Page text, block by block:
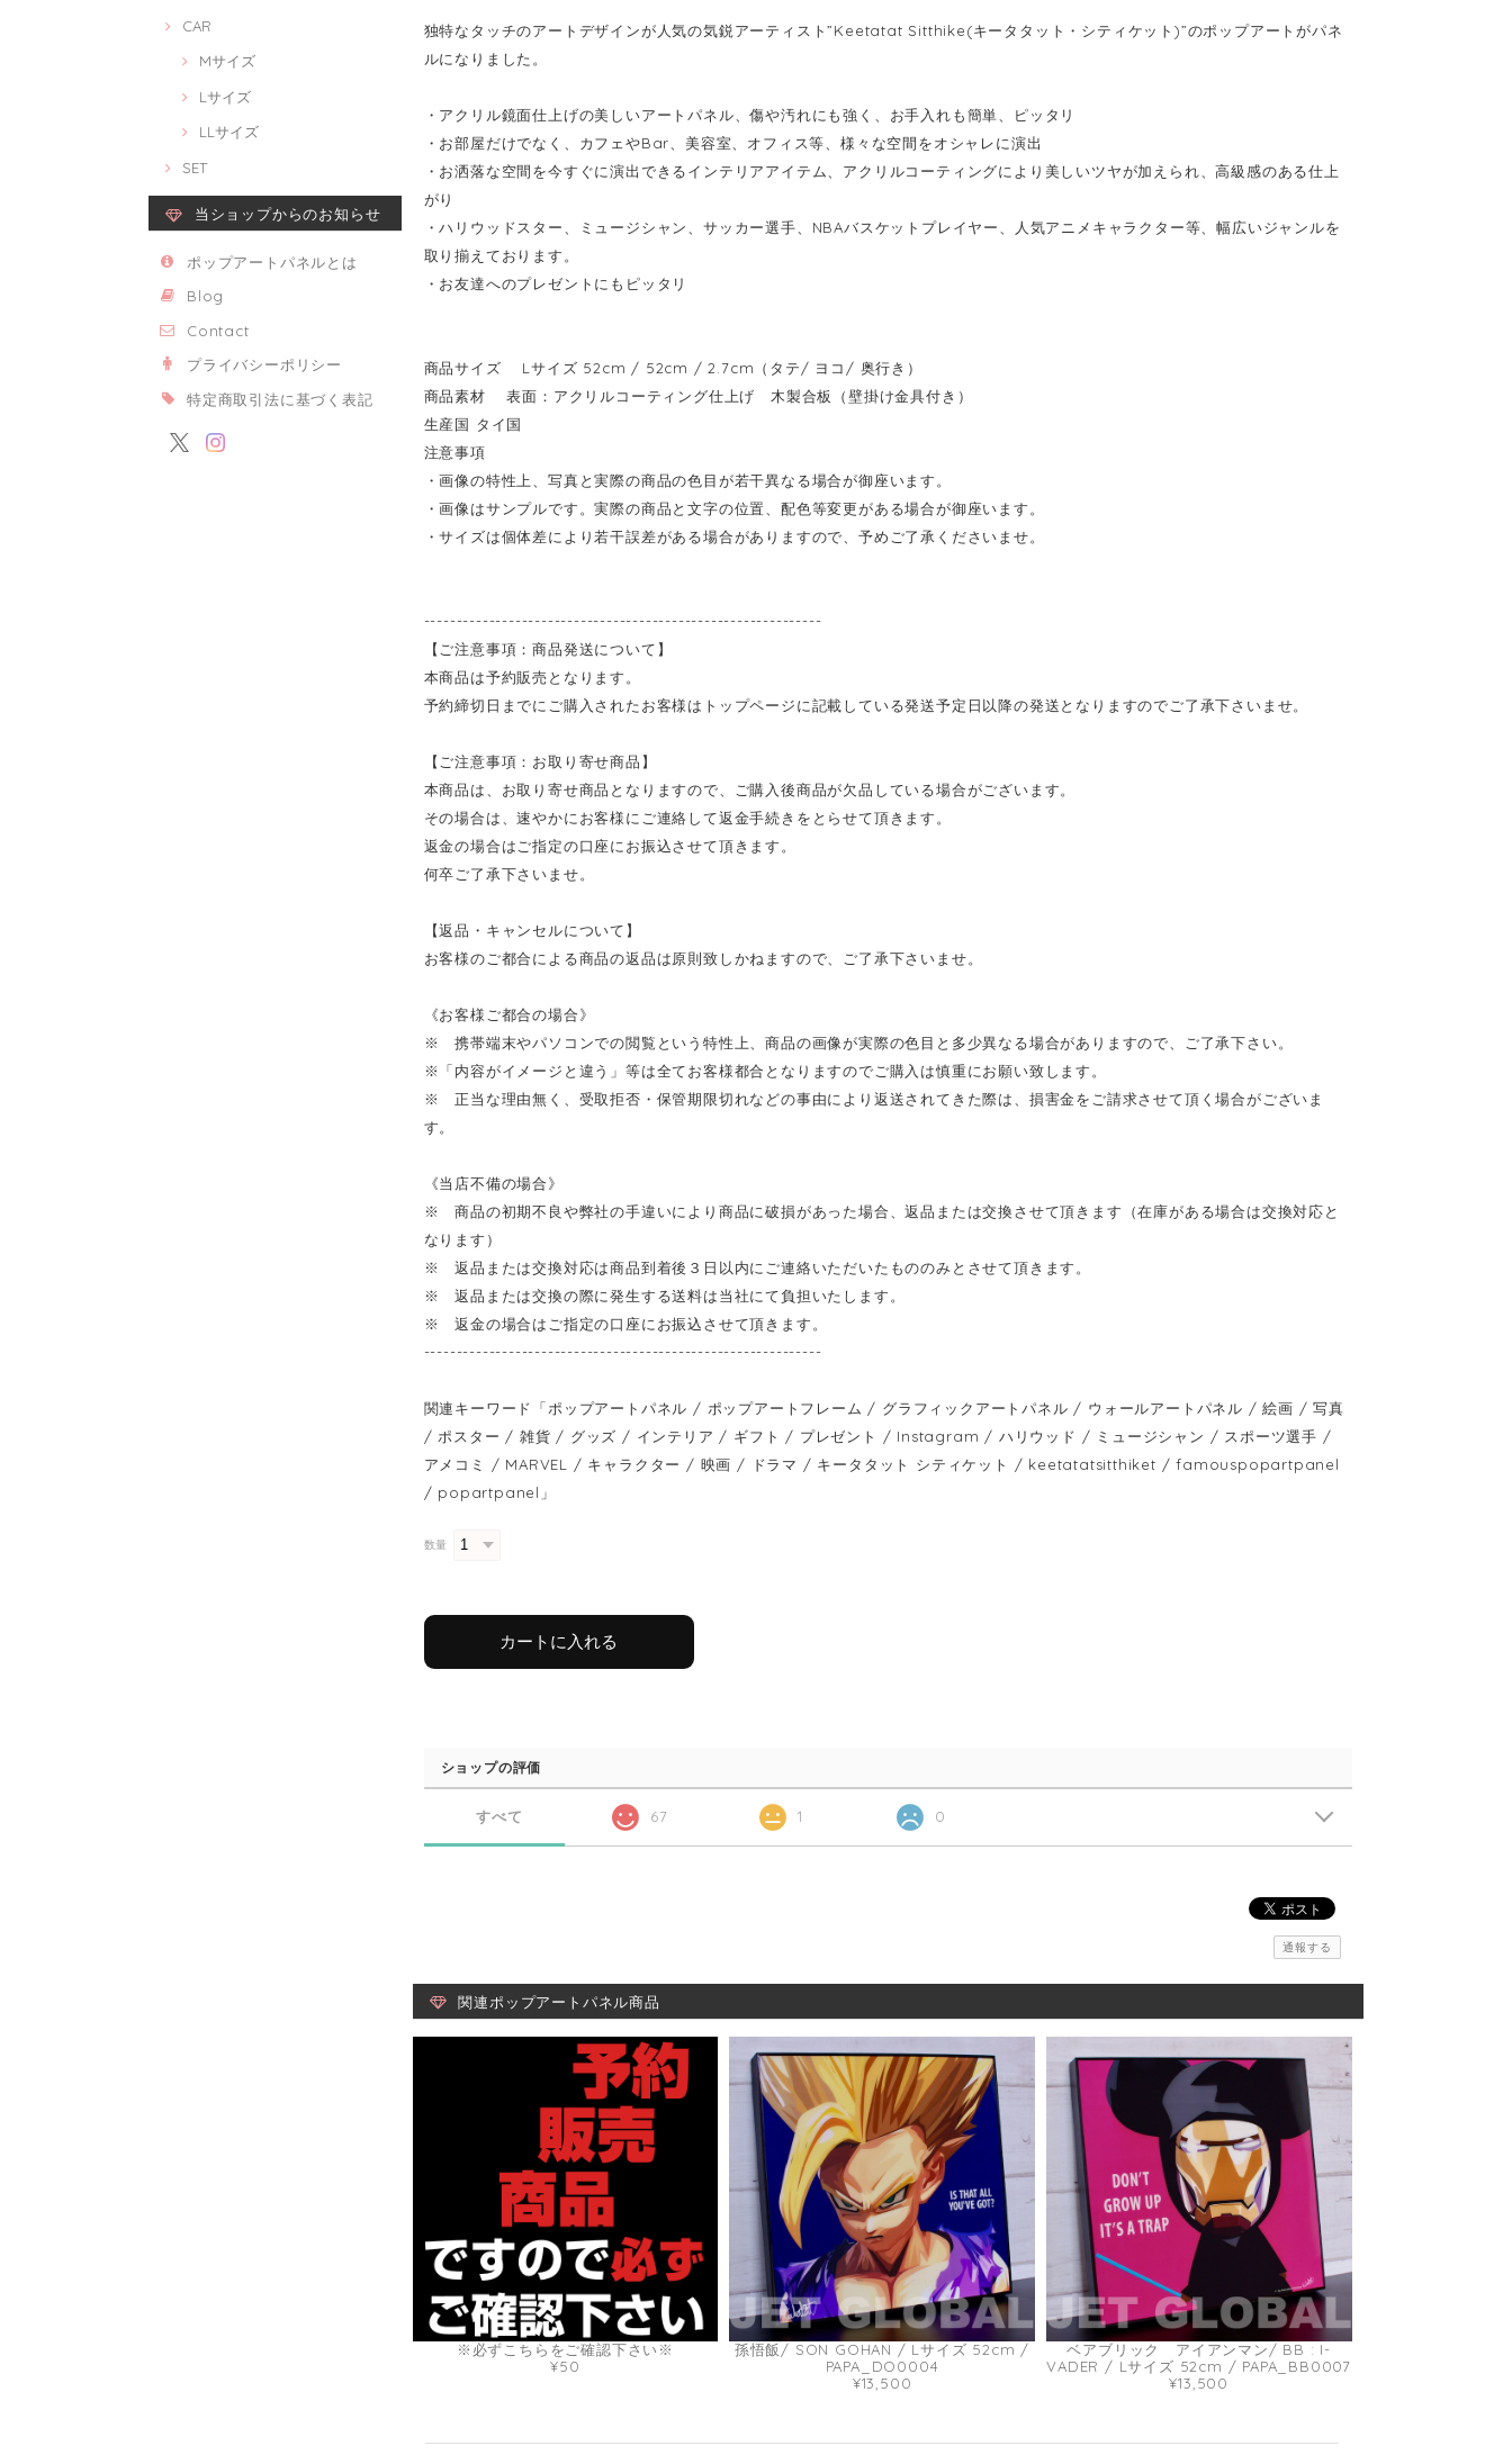
CAR
Mサイズ
Lサイズ
LLサイズ
SET
当ショップからのお知らせ
ポップアートパネルとは
Blog
Contact
プライバシーポリシー
特定商取引法に基づく表記
独特なタッチのアートデザインが人気の気鋭アーティスト”Keetatat Sitthike(キータタット・シティケット)”のポップアートがパネ
ルになりました。
・アクリル鏡面仕上げの美しいアートパネル、傷や汚れにも強く、お手入れも簡単、ピッタリ
・お部屋だけでなく、カフェやBar、美容室、オフィス等、様々な空間をオシャレに演出
・お洒落な空間を今すぐに演出できるインテリアアイテム、アクリルコーティングにより美しいツヤが加えられ、高級感のある仕上
がり
・ハリウッドスター、ミュージシャン、サッカー選手、NBAバスケットプレイヤー、人気アニメキャラクター等、幅広いジャンルを
取り揃えております。
・お友達へのプレゼントにもピッタリ
商品サイズ Lサイズ 52cm / 52cm / 2.7cm（タテ/ ヨコ/ 奥行き）
商品素材 表面：アクリルコーティング仕上げ 木製合板（壁掛け金具付き）
生産国 タイ国
注意事項
・画像の特性上、写真と実際の商品の色目が若干異なる場合が御座います。
・画像はサンプルです。実際の商品と文字の位置、配色等変更がある場合が御座います。
・サイズは個体差により若干誤差がある場合がありますので、予めご了承くださいませ。
-------------------------------------------------------------
【ご注意事項：商品発送について】
本商品は予約販売となります。
予約締切日までにご購入されたお客様はトップページに記載している発送予定日以降の発送となりますのでご了承下さいませ。
【ご注意事項：お取り寄せ商品】
本商品は、お取り寄せ商品となりますので、ご購入後商品が欠品している場合がございます。
その場合は、速やかにお客様にご連絡して返金手続きをとらせて頂きます。
返金の場合はご指定の口座にお振込させて頂きます。
何卒ご了承下さいませ。
【返品・キャンセルについて】
お客様のご都合による商品の返品は原則致しかねますので、ご了承下さいませ。
《お客様ご都合の場合》
※ 携帯端末やパソコンでの閲覧という特性上、商品の画像が実際の色目と多少異なる場合がありますので、ご了承下さい。
※「内容がイメージと違う」等は全てお客様都合となりますのでご購入は慎重にお願い致します。
※ 正当な理由無く、受取拒否・保管期限切れなどの事由により返送されてきた際は、損害金をご請求させて頂く場合がございま
す。
《当店不備の場合》
※ 商品の初期不良や弊社の手違いにより商品に破損があった場合、返品または交換させて頂きます（在庫がある場合は交換対応と
なります）
※ 返品または交換対応は商品到着後３日以内にご連絡いただいたもののみとさせて頂きます。
※ 返品または交換の際に発生する送料は当社にて負担いたします。
※ 返金の場合はご指定の口座にお振込させて頂きます。
-------------------------------------------------------------
関連キーワード「ポップアートパネル / ポップアートフレーム / グラフィックアートパネル / ウォールアートパネル / 絵画 / 写真
/ ポスター / 雑貨 / グッズ / インテリア / ギフト / プレゼント / Instagram / ハリウッド / ミュージシャン / スポーツ選手 /
アメコミ / MARVEL / キャラクター / 映画 / ドラマ / キータタット シティケット / keetatatsitthiket / famouspopartpanel
/ popartpanel」
数量
カートに入れる
ショップの評価
すべて 67 1 0
通報する
関連ポップアートパネル商品
※必ずこちらをご確認下さい※
¥50
孫悟飯/ SON GOHAN / Lサイズ 52cm /
PAPA_DO0004
¥13,500
ベアブリック アイアンマン/ BB : I-
VADER / Lサイズ 52cm / PAPA_BB0007
¥13,500